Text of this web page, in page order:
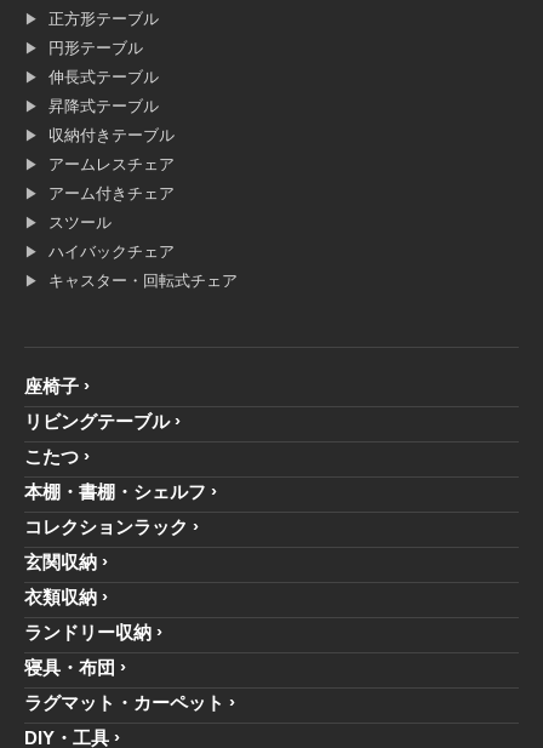
正方形テーブル
円形テーブル
伸長式テーブル
昇降式テーブル
収納付きテーブル
アームレスチェア
アーム付きチェア
スツール
ハイバックチェア
キャスター・回転式チェア
座椅子
リビングテーブル
こたつ
本棚・書棚・シェルフ
コレクションラック
玄関収納
衣類収納
ランドリー収納
寝具・布団
ラグマット・カーペット
DIY・工具